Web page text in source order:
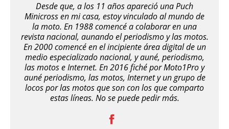
Desde que, a los 11 años apareció una Puch
Minicross en mi casa, estoy vinculado al mundo de
la moto. En 1988 comencé a colaborar en una
revista nacional, aunando el periodismo y las motos.
En 2000 comencé en el incipiente área digital de un
medio especializado nacional, y auné, periodismo,
las motos e Internet. En 2016 fiché por Moto1Pro y
auné periodismo, las motos, Internet y un grupo de
locos por las motos que son con los que comparto
estas líneas. No se puede pedir más.